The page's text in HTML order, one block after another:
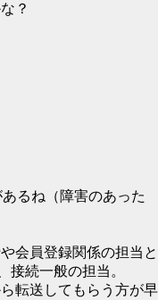
？
るね（障害のあった
会員登録関係の担当と
接続一般の担当。
転送してもらう方が早